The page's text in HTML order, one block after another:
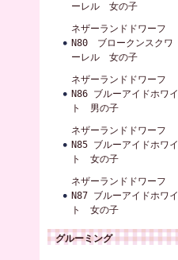
ーレル 女の子
ネザーランドドワーフ
N80 ブロークンスクワ
ーレル 女の子
ネザーランドドワーフ
N86 ブルーアイドホワイ
ト 男の子
ネザーランドドワーフ
N85 ブルーアイドホワイ
ト 女の子
ネザーランドドワーフ
N87 ブルーアイドホワイ
ト 女の子
グルーミング